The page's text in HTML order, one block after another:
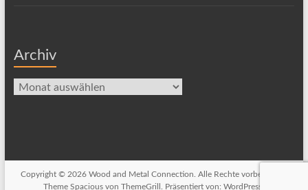
Archiv
Archiv
Copyright © 2026Wood and Metal Connection . Alle Rechte vorbehalten.
ThemeSpacious von ThemeGrill. Präsentiert von:WordPress